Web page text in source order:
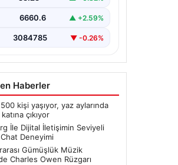
6660.6 ▲ +2.59%
3084785 ▼ -0.26%
Haberler
kişi yaşıyor, yaz aylarında
çıkıyor
İle Dijital İletişimin Seviyeli
Deneyimi
Gümüşlük Müzik
Charles Owen Rüzgarı